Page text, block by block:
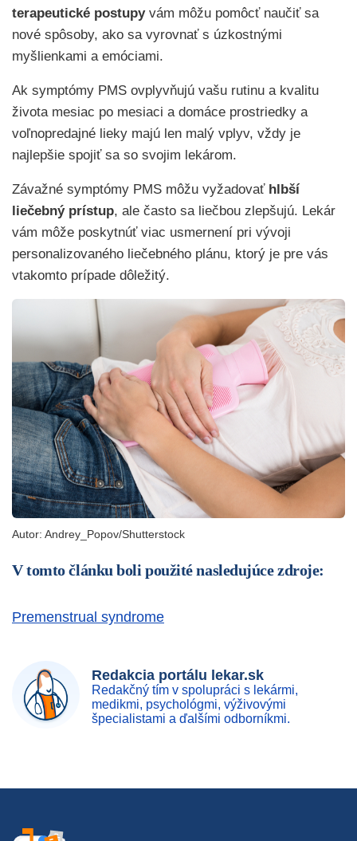
terapeutické postupyvám môžu pomôcť naučiť sa
nové spôsoby, ako sa vyrovnať s úzkostnými
myšlienkami a emóciami.
Ak symptómy PMS ovplyvňujú vašu rutinu a kvalitu
života mesiac po mesiaci a domáce prostriedky a
voľnopredajné lieky majú len malý vplyv, vždy je
najlepšie spojiť sa so svojim lekárom.
Závažné symptómy PMS môžu vyžadovať hlbší
liečebný prístup, ale často sa liečbou zlepšujú. Lekár
vám môže poskytnúť viac usmernení pri vývoji
personalizovaného liečebného plánu, ktorý je pre vás
vtakomto prípade dôležitý.
Autor: Andrey_Popov/Shutterstock
V tomto článku boli použité nasledujúce zdroje:
Premenstrual syndrome
Redakcia portálu lekar.sk
Redakčný tím v spolupráci s lekármi,
medikmi, psychológmi, výživovými
špecialistami a ďalšími odborníkmi.